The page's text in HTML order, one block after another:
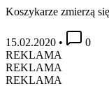
Koszykarze zmierzą
15.02.2020 •
0
REKLAMA
REKLAMA
REKLAMA